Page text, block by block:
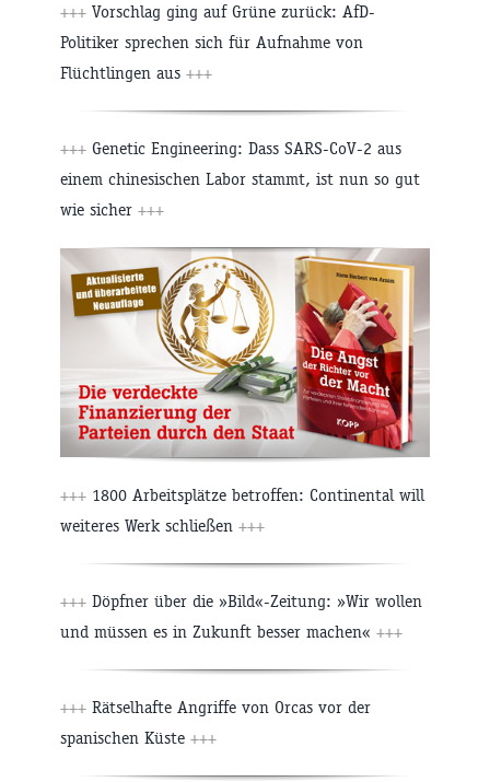
+++ Vorschlag ging auf Grüne zurück: AfD-
Politiker sprechen sich für Aufnahme von
Flüchtlingen aus +++
+++ Genetic Engineering: Dass SARS-CoV-2 aus
einem chinesischen Labor stammt, ist nun so gut
wie sicher +++
+++ 1800 Arbeitsplätze betroffen: Continental will
weiteres Werk schließen +++
+++ Döpfner über die »Bild«-Zeitung: »Wir wollen
und müssen es in Zukunft besser machen« +++
+++ Rätselhafte Angriffe von Orcas vor der
spanischen Küste +++